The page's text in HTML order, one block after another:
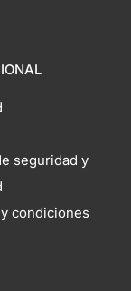
seguridad y
condiciones